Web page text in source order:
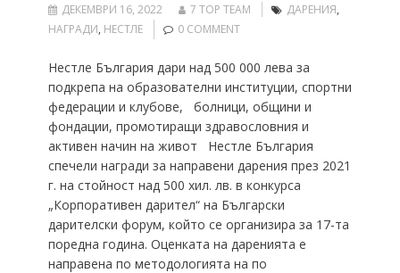
ДЕКЕМВРИ 16, 2022 7 TOP TEAM ДАРЕНИЯ,
НАГРАДИ, НЕСТЛЕ 0 COMMENT
Нестле България дари над 500 000 лева за
подкрепа на образователни институции, спортни
федерации и клубове, болници, общини и
фондации, промотиращи здравословния и
активен начин на живот Нестле България
спечели награди за направени дарения през 2021
г. на стойност над 500 хил. лв. в конкурса
„Корпоративен дарител“ на Български
дарителски форум, който се организира за 17-та
поредна година. Оценката на даренията е
направена по методологията на по